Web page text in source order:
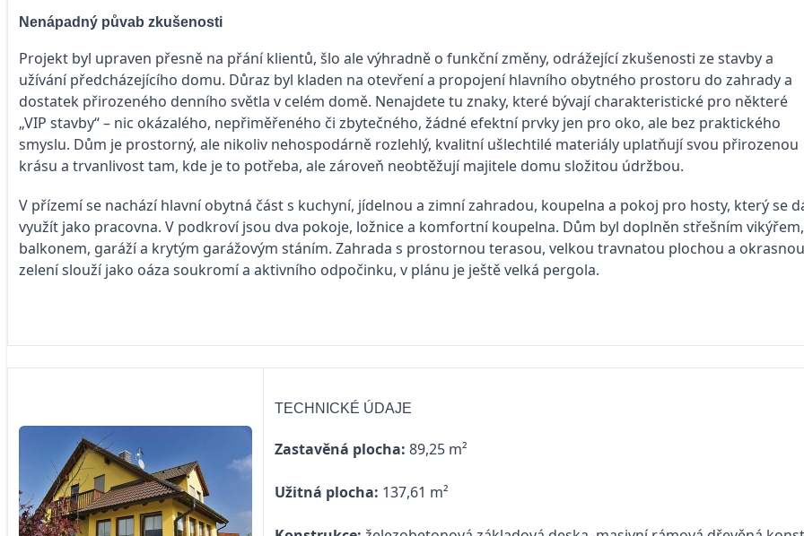
Nenápadný půvab zkušenosti
Projekt byl upraven přesně na přání klientů, šlo ale výhradně o funkční změny, odrážející zkušenosti ze stavby a
užívání předcházejícího domu. Důraz byl kladen na otevření a propojení hlavního obytného prostoru do zahrady a
dostatek přirozeného denního světla v celém domě. Nenajdete tu znaky, které bývají charakteristické pro některé
„VIP stavby“ – nic okázalého, nepřiměřeného či zbytečného, žádné efektní prvky jen pro oko, ale bez praktického
smyslu. Dům je prostorný, ale nikoliv nehospodárně rozlehlý, kvalitní ušlechtilé materiály uplatňují svou přirozenou
krásu a trvanlivost tam, kde je to potřeba, ale zároveň neobtěžují majitele domu složitou údržbou.
V přízemí se nachází hlavní obytná část s kuchyní, jídelnou a zimní zahradou, koupelna a pokoj pro hosty, který se
využít jako pracovna. V podkroví jsou dva pokoje, ložnice a komfortní koupelna. Dům byl doplněn střešním vikýřem,
balkonem, garáží a krytým garážovým stáním. Zahrada s prostornou terasou, velkou travnatou plochou a okrasnou
zelení slouží jako oáza soukromí a aktivního odpočinku, v plánu je ještě velká pergola.
TECHNICKÉ ÚDAJE
Zastavěná plocha: 89,25 m²
Užitná plocha: 137,61 m²